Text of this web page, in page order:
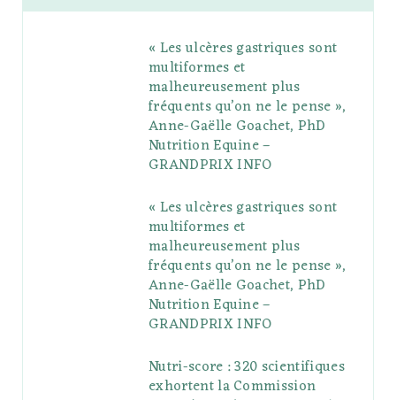
b
t
l
e
P
l
s
a
g
r
a
m
e
r
e
s
o
l
r
« Les ulcères gastriques sont
multiformes et
malheureusement plus
fréquents qu’on ne le pense »,
Anne-Gaëlle Goachet, PhD
Nutrition Equine –
GRANDPRIX INFO
« Les ulcères gastriques sont
multiformes et
malheureusement plus
fréquents qu’on ne le pense »,
Anne-Gaëlle Goachet, PhD
Nutrition Equine –
GRANDPRIX INFO
Nutri-score : 320 scientifiques
exhortent la Commission